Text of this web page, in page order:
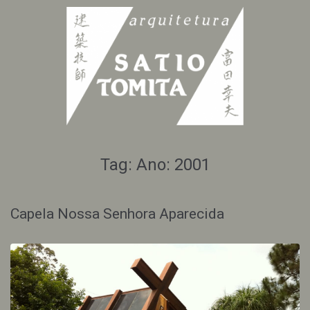
Tag: Ano: 2001
Capela Nossa Senhora Aparecida